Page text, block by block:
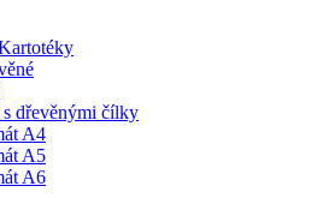
dřevěnými čílky
A4
A5
A6